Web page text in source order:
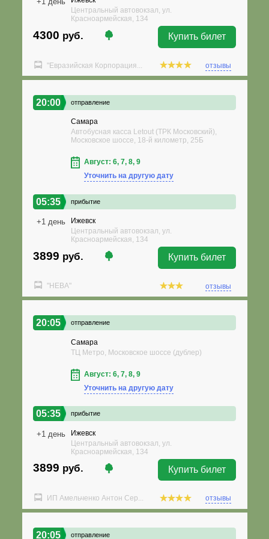
Центральный автовокзал, ул.
Красноармейская, 134
4300 руб. Купить билет
"Евразийская Корпорация... отзывы
20:00 отправление
Самара
Автобусная касса Letout (ТРК Московский),
Московское шоссе, 18-й километр, 25Б
Август: 6, 7, 8, 9
Уточнить на другую дату
05:35 прибытие
+1 день
Ижевск
Центральный автовокзал, ул.
Красноармейская, 134
3899 руб. Купить билет
"НЕВА" отзывы
20:05 отправление
Самара
ТЦ Метро, Московское шоссе (дублер)
Август: 6, 7, 8, 9
Уточнить на другую дату
05:35 прибытие
+1 день
Ижевск
Центральный автовокзал, ул.
Красноармейская, 134
3899 руб. Купить билет
ИП Амельченко Антон Сер... отзывы
20:05 отправление